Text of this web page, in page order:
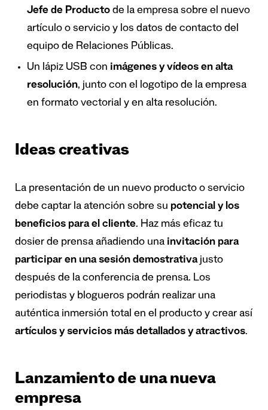
Jefe de Producto de la empresa sobre el nuevo
artículo o servicio y los datos de contacto del
equipo de Relaciones Públicas.
Un lápiz USB con imágenes y vídeos en alta
resolución, junto con el logotipo de la empresa
en formato vectorial y en alta resolución.
Ideas creativas
La presentación de un nuevo producto o servicio
debe captar la atención sobre su potencial y los
beneficios para el cliente. Haz más eficaz tu
dosier de prensa añadiendo una invitación para
participar en una sesión demostrativajusto
después de la conferencia de prensa. Los
periodistas y blogueros podrán realizar una
auténtica inmersión total en el producto y crear así
artículos y servicios más detallados y atractivos.
Lanzamiento de una nueva
empresa